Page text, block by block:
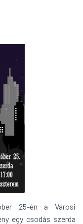
25-én a Városi
egy csodás szerda